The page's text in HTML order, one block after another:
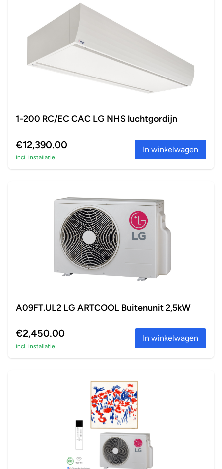
1-200 RC/EC CAC LG NHS luchtgordijn
€12,390.00
incl. installatie
In winkelwagen
A09FT.UL2 LG ARTCOOL Buitenunit 2,5kW
€2,450.00
incl. installatie
In winkelwagen